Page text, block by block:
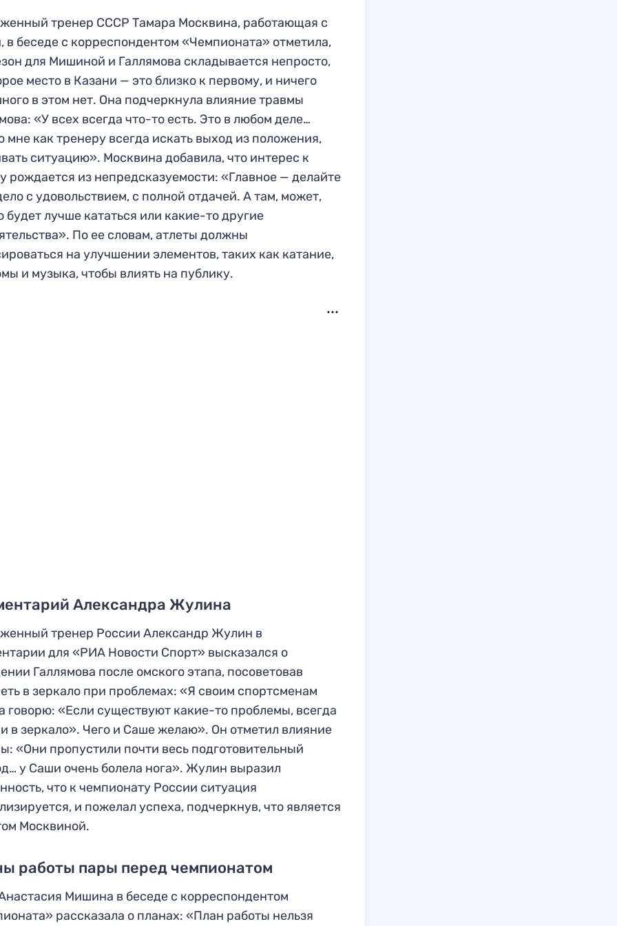
тренер СССР Тамара Москвина, работающая с
в беседе с корреспондентом «Чемпионата» отметила,
для Мишиной и Галлямова складывается непросто,
место в Казани — это близко к первому, и ничего
в этом нет. Она подчеркнула влияние травмы
«У всех всегда что-то есть. Это в любом деле…
мне как тренеру всегда искать выход из положения,
ситуацию». Москвина добавила, что интерес к
рождается из непредсказуемости: «Главное — делайте
с удовольствием, с полной отдачей. А там, может,
будет лучше кататься или какие-то другие
По ее словам, атлеты должны
на улучшении элементов, таких как катание,
и музыка, чтобы влиять на публику.
Александра Жулина
тренер России Александр Жулин в
для «РИА Новости Спорт» высказался о
Галлямова после омского этапа, посоветовав
в зеркало при проблемах: «Я своим спортсменам
говорю: «Если существуют какие-то проблемы, всегда
в зеркало». Чего и Саше желаю». Он отметил влияние
«Они пропустили почти весь подготовительный
у Саши очень болела нога». Жулин выразил
что к чемпионату России ситуация
и пожелал успеха, подчеркнув, что является
Москвиной.
работы пары перед чемпионатом
Мишина в беседе с корреспондентом
рассказала о планах: «План работы нельзя